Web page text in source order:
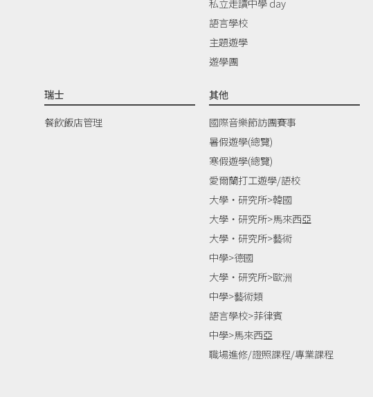
私立走讀中學 day
語言學校
主題遊學
遊學團
瑞士
餐飲飯店管理
其他
國際音樂節訪團賽事
暑假遊學(總覽)
寒假遊學(總覽)
愛爾蘭打工遊學/語校
大學‧研究所>韓國
大學‧研究所>馬來西亞
大學‧研究所>藝術
中學>德國
大學‧研究所>歐洲
中學>藝術類
語言學校>菲律賓
中學>馬來西亞
職場進修/證照課程/專業課程